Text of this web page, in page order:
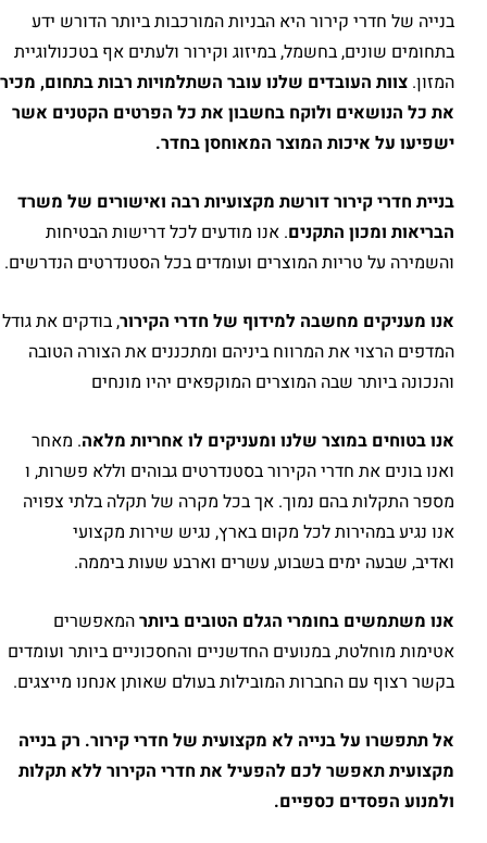
בנייה של חדרי קירור היא הבניות המורכבות ביותר הדורש ידע
בתחומים שונים, בחשמל, במיזוג וקירור ולעתים אף בטכנולוגיית
המזון. צוות העובדים שלנו עובר השתלמויות רבות בתחום, מכיר
את כל הנושאים ולוקח בחשבון את כל הפרטים הקטנים אשר
ישפיעו על איכות המוצר המאוחסן בחדר.
בניית חדרי קירור דורשת מקצועיות רבה ואישורים של משרד
הבריאות ומכון התקנים. אנו מודעים לכל דרישות הבטיחות
והשמירה על טריות המוצרים ועומדים בכל הסטנדרטים הנדרשים.
אנו מעניקים מחשבה למידוף של חדרי הקירור, בודקים את גודל
המדפים הרצוי את המרווח ביניהם ומתכננים את הצורה הטובה
והנכונה ביותר שבה המוצרים המוקפאים יהיו מונחים
אנו בטוחים במוצר שלנו ומעניקים לו אחריות מלאה. מאחר
ואנו בונים את חדרי הקירור בסטנדרטים גבוהים וללא פשרות, ו
מספר התקלות בהם נמוך. אך בכל מקרה של תקלה בלתי צפויה
אנו נגיע במהירות לכל מקום בארץ, נגיש שירות מקצועי
ואדיב, שבעה ימים בשבוע, עשרים וארבע שעות ביממה.
אנו משתמשים בחומרי הגלם הטובים ביותרהמאפשרים
אטימות מוחלטת, במנועים החדשניים והחסכוניים ביותר ועומדים
בקשר רצוף עם החברות המובילות בעולם שאותן אנחנו מייצגים.
אל תתפשרו על בנייה לא מקצועית של חדרי קירור. רק בנייה
מקצועית תאפשר לכם להפעיל את חדרי הקירור ללא תקלות
ולמנוע הפסדים כספיים.